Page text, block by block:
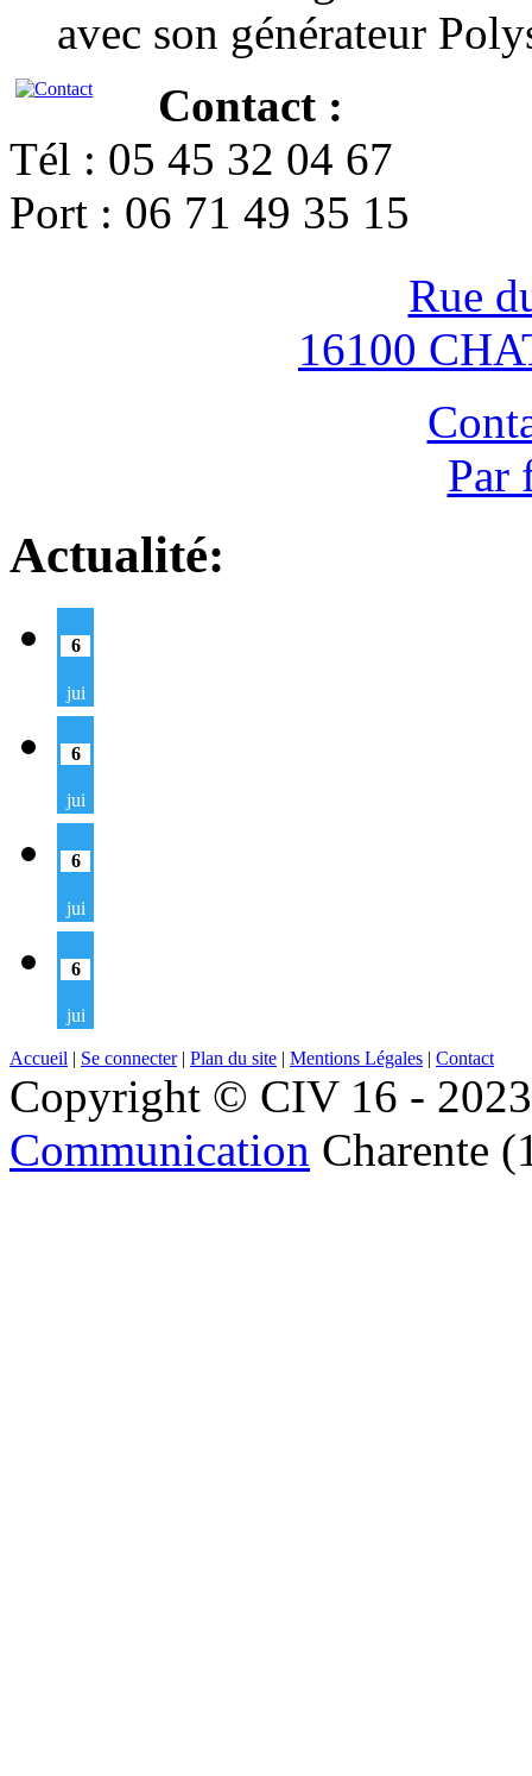
avec son générateur
Contact :
Tél : 05 45 32 04 67
Port : 06 71 49 35 15
Rue
16100
Par
Actualité:
6
jui
6
jui
6
jui
6
jui
Accueil | Se connecter| Plan du site | Mentions Légales | Contact
Copyright © CIV 16 -
Communication Charente